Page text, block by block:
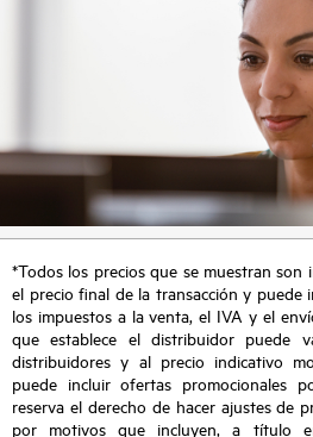
*Todos los precios que se muestran
el precio final de la transacción y puede
los impuestos a la venta, el IVA y el
que establece el distribuidor puede
distribuidores y al precio indicativo
puede incluir ofertas promocionales
reserva el derecho de hacer ajustes de
por motivos que incluyen, a título